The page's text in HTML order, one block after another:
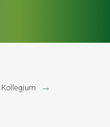
Kollegium